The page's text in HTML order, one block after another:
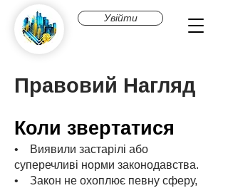
Увійти
Правовий Нагляд
Коли звертатися
• Виявили застарілі або
суперечливі норми законодавства.
• Закон не охоплює певну сферу,